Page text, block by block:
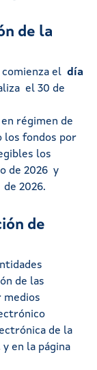
de la
el día
el 30 de
régimen de
los fondos por
los
de 2026 y
2026.
de
de las
medios
de la
y en la página